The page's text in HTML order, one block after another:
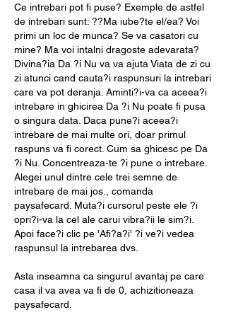
Ce intrebari pot fi puse? Exemple de astfel
de intrebari sunt: ??Ma iube?te el/ea? Voi
primi un loc de munca? Se va casatori cu
mine? Ma voi intalni dragoste adevarata?
Divina?ia Da ?i Nu va va ajuta Viata de zi cu
zi atunci cand cauta?i raspunsuri la intrebari
care va pot deranja. Aminti?i-va ca aceea?i
intrebare in ghicirea Da ?i Nu poate fi pusa
o singura data. Daca pune?i aceea?i
intrebare de mai multe ori, doar primul
raspuns va fi corect. Cum sa ghicesc pe Da
?i Nu. Concentreaza-te ?i pune o intrebare.
Alegei unul dintre cele trei semne de
intrebare de mai jos., comanda
paysafecard. Muta?i cursorul peste ele ?i
opri?i-va la cel ale carui vibra?ii le sim?i.
Apoi face?i clic pe 'Afi?a?i' ?i ve?i vedea
raspunsul la intrebarea dvs.
Asta inseamna ca singurul avantaj pe care
casa il va avea va fi de 0, achizitioneaza
paysafecard.